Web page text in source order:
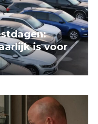
is voor